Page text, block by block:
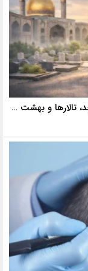
ارسال فوری تاج گل ترحیم به مراسم شما، مساجد، تالارها و بهشت زهرا با خدمات ویژه